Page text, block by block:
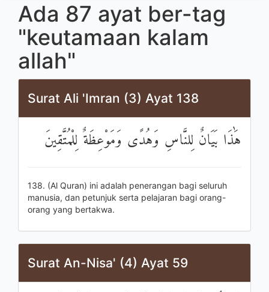
Ada 87 ayat ber-tag
"keutamaan kalam
allah"
Surat Ali 'Imran (3) Ayat 138
هَٰذَا بَيَانٌ لِلنَّاسِ وَهُدًى وَمَوْعِظَةٌ لِلْمُتَّقِينَ
138. (Al Quran) ini adalah penerangan bagi seluruh
manusia, dan petunjuk serta pelajaran bagi orang-
orang yang bertakwa.
Surat An-Nisa' (4) Ayat 59